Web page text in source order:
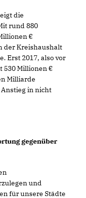
die
rund 880
Millionen
der Kreishaushalt
Erst 2017, also vor
530 Millionen
Milliarde
in nicht
gegenüber
und
für unsere Städte